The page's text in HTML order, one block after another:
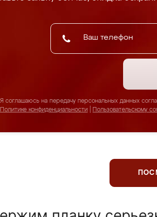
Я соглашаюсь на передачу персональных данных
Политике конфиденциальности
Пользовательскому